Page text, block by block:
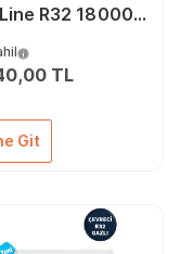
R32 18000
TL
Git